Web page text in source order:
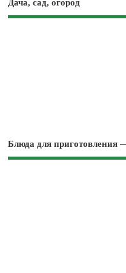
Дача, сад, огород
Блюда для приготовления